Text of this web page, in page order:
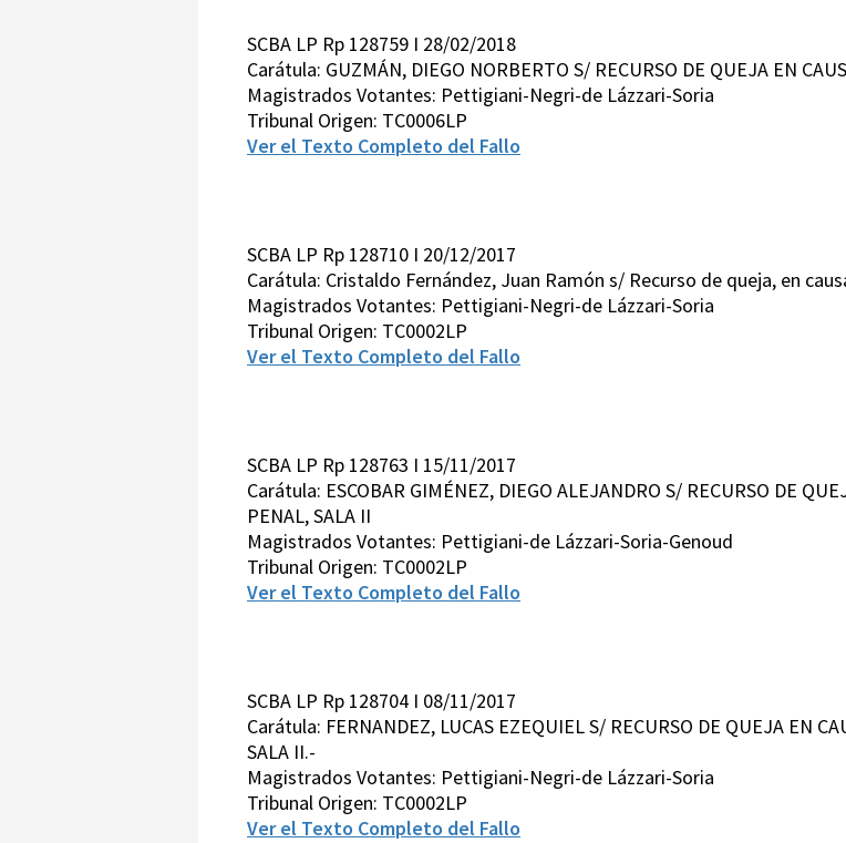
SCBA LP Rp 128759 I 28/02/2018
Carátula: GUZMÁN, DIEGO NORBERTO S/ RECURSO DE QUEJA EN
Magistrados Votantes: Pettigiani-Negri-de Lázzari-Soria
Tribunal Origen: TC0006LP
Ver el Texto Completo del Fallo
SCBA LP Rp 128710 I 20/12/2017
Carátula: Cristaldo Fernández, Juan Ramón s/ Recurso de queja, en
Magistrados Votantes: Pettigiani-Negri-de Lázzari-Soria
Tribunal Origen: TC0002LP
Ver el Texto Completo del Fallo
SCBA LP Rp 128763 I 15/11/2017
Carátula: ESCOBAR GIMÉNEZ, DIEGO ALEJANDRO S/ RECURSO DE
PENAL, SALA II
Magistrados Votantes: Pettigiani-de Lázzari-Soria-Genoud
Tribunal Origen: TC0002LP
Ver el Texto Completo del Fallo
SCBA LP Rp 128704 I 08/11/2017
Carátula: FERNANDEZ, LUCAS EZEQUIEL S/ RECURSO DE QUEJA EN
SALA II.-
Magistrados Votantes: Pettigiani-Negri-de Lázzari-Soria
Tribunal Origen: TC0002LP
Ver el Texto Completo del Fallo